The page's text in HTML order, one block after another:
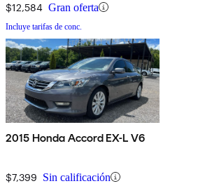
$12,584 Gran oferta
Incluye tarifas de conc.
2015 Honda Accord EX-L V6
$7,399 Sin calificación